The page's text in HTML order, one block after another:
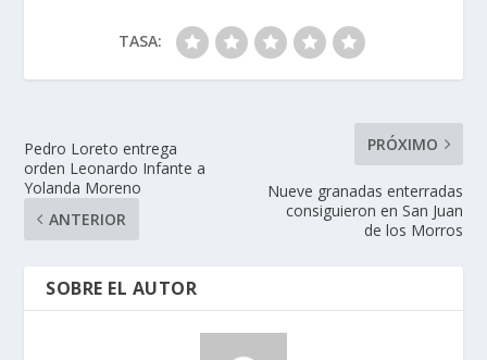
TASA:
Pedro Loreto entrega
orden Leonardo Infante a
Yolanda Moreno
ANTERIOR
PRÓXIMO
Nueve granadas enterradas
consiguieron en San Juan
de los Morros
SOBRE EL AUTOR